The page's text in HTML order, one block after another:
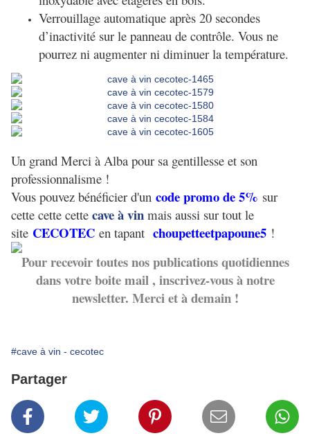
Verrouillage automatique après 20 secondes
d’inactivité sur le panneau de contrôle. Vous ne
pourrez ni augmenter ni diminuer la température.
Un grand Merci à Alba pour sa gentillesse et son
professionnalisme !
Vous pouvez bénéficier d'un code promo de 5% sur
cette cette cette cave à vin mais aussi sur tout le
site CECOTEC en tapant choupetteetpapoune5 !
Pour recevoir toutes nos publications quotidiennes
dans votre boite mail , inscrivez-vous à notre
newsletter. Merci et à demain !
#cave à vin - cecotec
Partager